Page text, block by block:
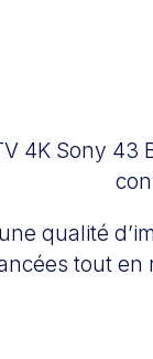
4K Sony 43
qualité
tout en